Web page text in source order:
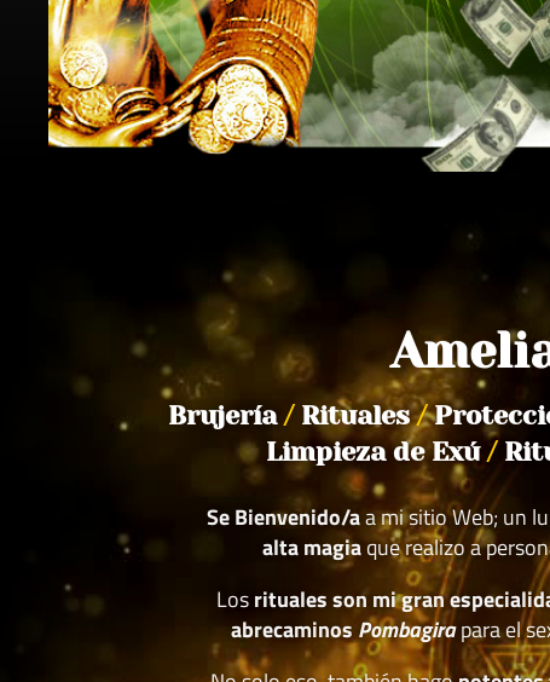
Brujería /Rituales/
Limpieza de Exú /
Se Bienvenido/aa mi sitio Web; un
alta magiaque realizo a
Losrituales son mi gran
abrecaminos Pombagirapara el